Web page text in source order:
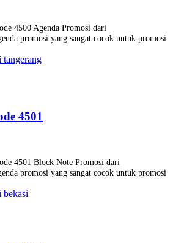
4500 Agenda Promosi dari
promosi yang sangat cocok untuk promosi
4501
4501 Block Note Promosi dari
promosi yang sangat cocok untuk promosi